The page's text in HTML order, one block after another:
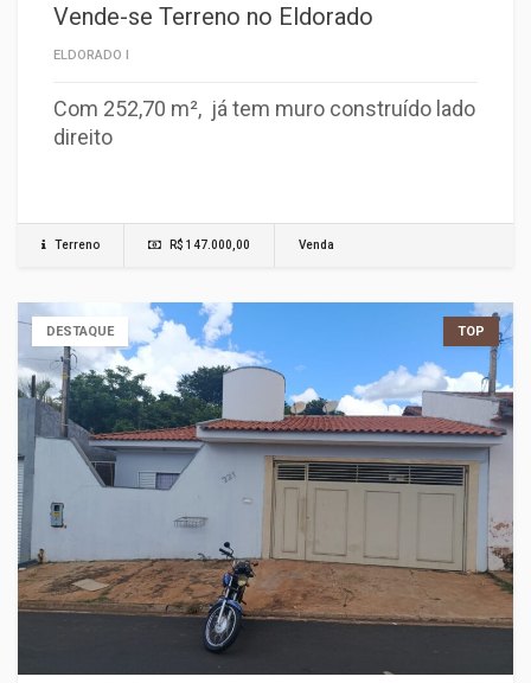
Vende-se Terreno no Eldorado
ELDORADO I
Com 252,70 m², já tem muro construído lado
direito
Terreno R$ 147.000,00 Venda
DESTAQUE TOP